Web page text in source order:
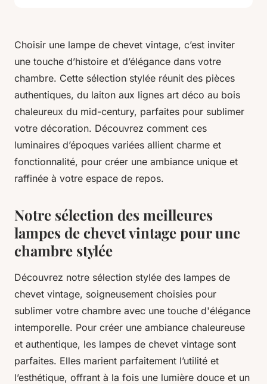
Choisir une lampe de chevet vintage, c’est inviter
une touche d’histoire et d’élégance dans votre
chambre. Cette sélection stylée réunit des pièces
authentiques, du laiton aux lignes art déco au bois
chaleureux du mid-century, parfaites pour sublimer
votre décoration. Découvrez comment ces
luminaires d’époques variées allient charme et
fonctionnalité, pour créer une ambiance unique et
raffinée à votre espace de repos.
Notre sélection des meilleures
lampes de chevet vintage pour une
chambre stylée
Découvrez notre sélection stylée des lampes de
chevet vintage, soigneusement choisies pour
sublimer votre chambre avec une touche d'élégance
intemporelle. Pour créer une ambiance chaleureuse
et authentique, les lampes de chevet vintage sont
parfaites. Elles marient parfaitement l’utilité et
l’esthétique, offrant à la fois une lumière douce et un